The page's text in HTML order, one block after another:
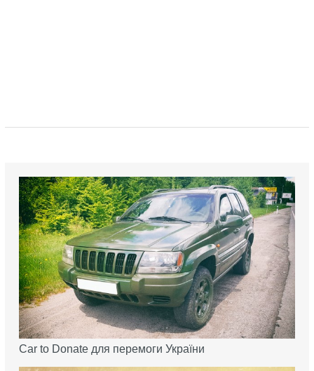
Car to Donate для перемоги України